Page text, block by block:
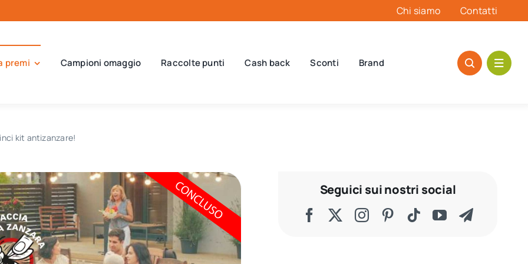
Chi siamo Contatti
premi Campioni omaggio Raccolte punti Cash back Sconti Brand
kit antizanzare!
Seguici sui nostri social